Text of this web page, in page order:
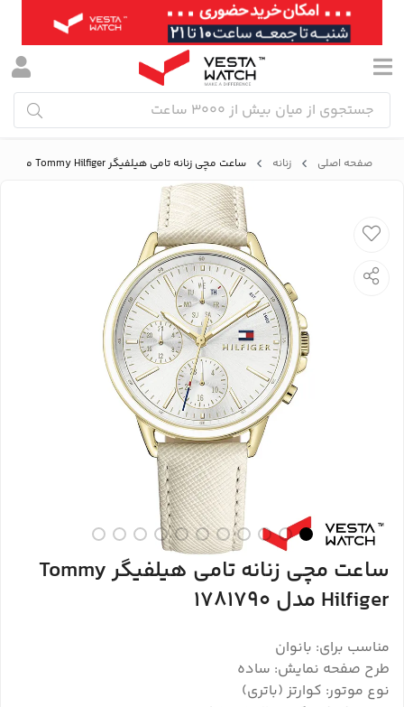
صفحه اصلی زنانه ساعت مچی زنانه تامی هیلفیگر Tommy Hilfiger مدل 1781790
ساعت مچی زنانه تامی هیلفیگر Tommy
Hilfiger مدل 1781790
مناسب برای: بانوان
طرح صفحه نمایش: ساده
نوع موتور: کوارتز (باتری)